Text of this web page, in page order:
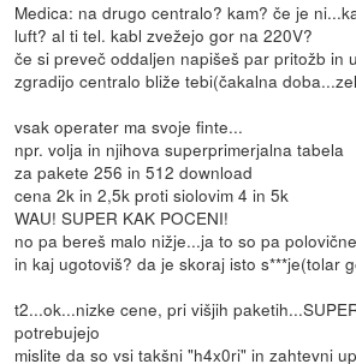
Medica: na drugo centralo? kam? če je
luft? al ti tel. kabl zvežejo gor na 220V?
če si preveč oddaljen napišeš par pritožb in
zgradijo centralo bliže tebi(čakalna
vsak operater ma svoje finte...
npr. volja in njihova superprimerjalna tabela
za pakete 256 in 512 download
cena 2k in 2,5k proti siolovim 4 in 5k
WAU! SUPER KAK POCENI!
no pa bereš malo nižje...ja to so pa
in kaj ugotoviš? da je skoraj isto s***je(tolar
t2...ok...nizke cene, pri višjih
potrebujejo
mislite da so vsi takšni "h4x0ri" in zahtevni